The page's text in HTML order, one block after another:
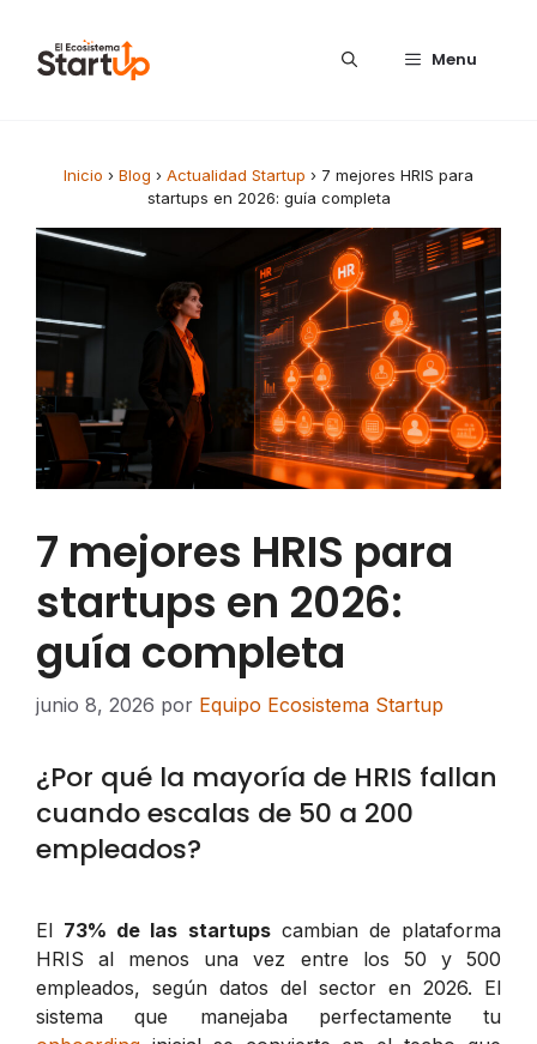
Menu
Inicio › Blog › Actualidad Startup › 7 mejores HRIS para
startups en 2026: guía completa
7 mejores HRIS para
startups en 2026:
guía completa
junio 8, 2026 por Equipo Ecosistema Startup
¿Por qué la mayoría de HRIS fallan
cuando escalas de 50 a 200
empleados?
El 73% de las startupscambian de plataforma
HRIS al menos una vez entre los 50 y 500
empleados, según datos del sector en 2026. El
sistema que manejaba perfectamente tu